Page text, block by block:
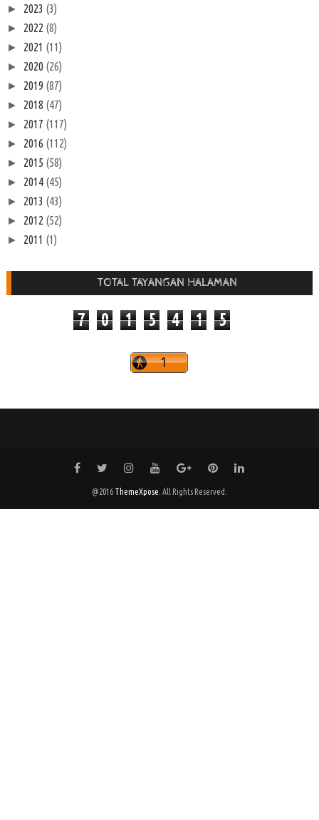
► 2023 (3)
► 2022 (8)
► 2021 (11)
► 2020 (26)
► 2019 (87)
► 2018 (47)
► 2017 (117)
► 2016 (112)
► 2015 (58)
► 2014 (45)
► 2013 (43)
► 2012 (52)
► 2011 (1)
TOTAL TAYANGAN HALAMAN
7 0 1 5 4 1 5
@2016 ThemeXpose . All Rights Reserved.